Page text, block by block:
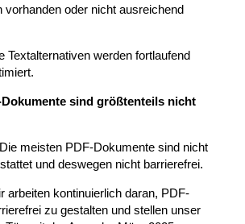
vorhanden oder nicht ausreichend
Textalternativen werden fortlaufend
sind größtenteils nicht
meisten PDF-Dokumente sind nicht
und deswegen nicht barrierefrei.
arbeiten kontinuierlich daran, PDF-
zu gestalten und stellen unser